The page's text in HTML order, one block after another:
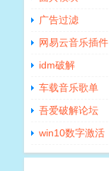
广告过滤
网易云音乐插件
idm破解
车载音乐歌单
吾爱破解论坛
win10数字激活